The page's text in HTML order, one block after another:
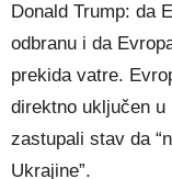
Donald Trump: da
odbranu i da
prekida vatre.
direktno uključen
zastupali stav da
Ukrajine”.